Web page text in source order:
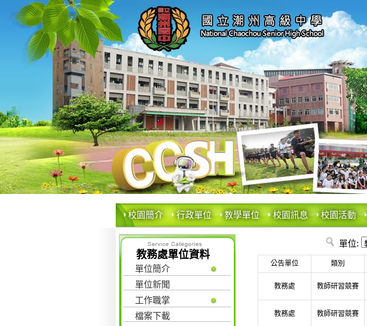
校園簡介 行政單位 教學單位 校園訊息 校園活動
教務處單位資料
單位簡介
單位新聞
工作職掌
檔案下載
單位:
公告單位 類別
教務處 教師研習競賽
教務處 教師研習競賽